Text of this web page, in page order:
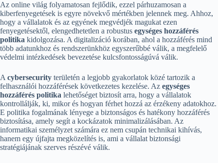
Az online világ folyamatosan fejlődik, ezzel párhuzamosan a
kiberfenyegetések is egyre növekvő mértékben jelennek meg. Ahhoz,
hogy a vállalatok és az egyének megvédjék magukat ezen
fenyegetésektől, elengedhetetlen a robustus egységes hozzáférés
politika kidolgozása. A digitalizáció korában, ahol a hozzáférés mind
több adatunkhoz és rendszerünkhöz egyszerűbbé válik, a megfelelő
védelmi intézkedések bevezetése kulcsfontosságúvá válik.
A cybersecurity területén a legjobb gyakorlatok közé tartozik a
felhasználói hozzáférések következetes kezelése. Az egységes
hozzáférés politika lehetőséget biztosít arra, hogy a vállalatok
kontrollálják, ki, mikor és hogyan férhet hozzá az érzékeny adatokhoz.
E politika fogalmának lényege a biztonságos és hatékony hozzáférés
biztosítása, amely segít a kockázatok minimalizálásában. Az
informatikai személyzet számára ez nem csupán technikai kihívás,
hanem egy újfajta megközelítés is, ami a vállalat biztonsági
stratégiájának szerves részévé válik.